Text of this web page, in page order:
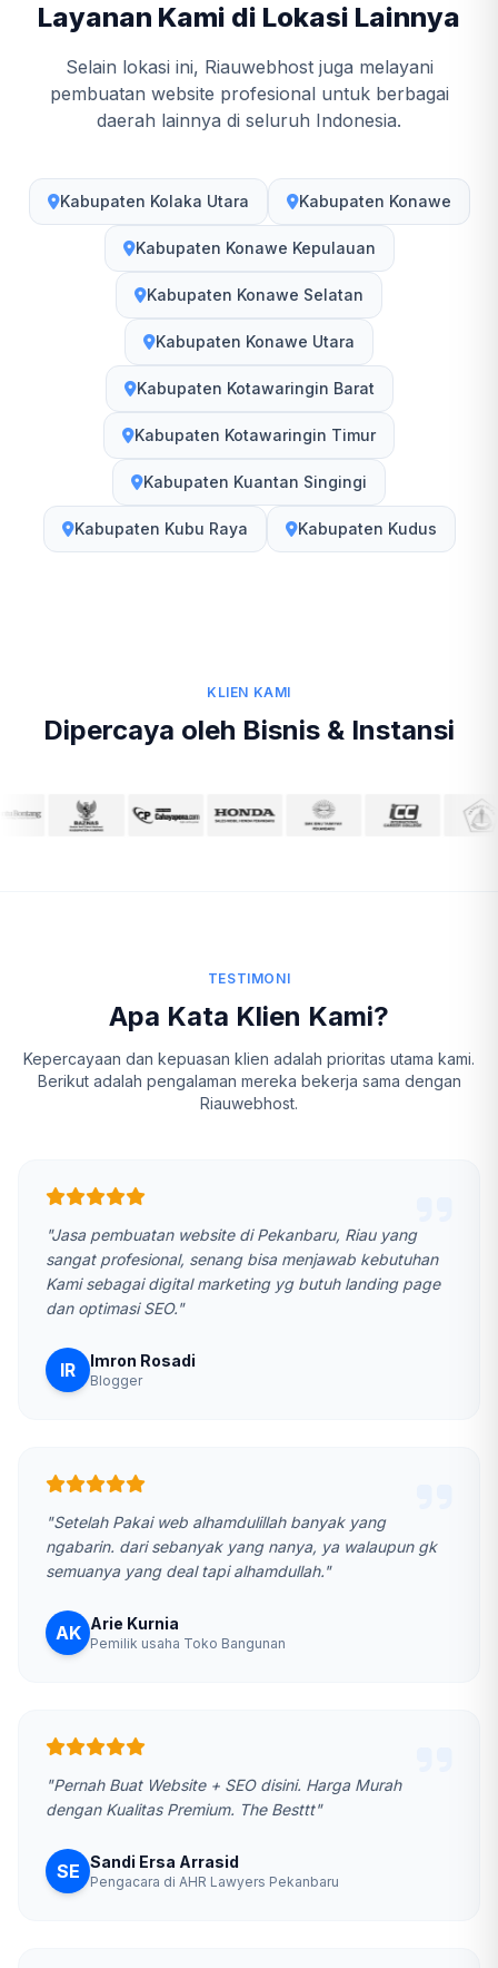
Layanan Kami di Lokasi Lainnya
Selain lokasi ini, Riauwebhost juga melayani
pembuatan website profesional untuk berbagai
daerah lainnya di seluruh Indonesia.
Kabupaten Kolaka Utara Kabupaten Konawe
Kabupaten Konawe Kepulauan
Kabupaten Konawe Selatan
Kabupaten Konawe Utara
Kabupaten Kotawaringin Barat
Kabupaten Kotawaringin Timur
Kabupaten Kuantan Singingi
Kabupaten Kubu Raya Kabupaten Kudus
KLIEN KAMI
Dipercaya oleh Bisnis & Instansi
TESTIMONI
Apa Kata Klien Kami?
Kepercayaan dan kepuasan klien adalah prioritas utama kami.
Berikut adalah pengalaman mereka bekerja sama dengan
Riauwebhost.
"Jasa pembuatan website di Pekanbaru, Riau yang
sangat profesional, senang bisa menjawab kebutuhan
Kami sebagai digital marketing yg butuh landing page
dan optimasi SEO."
IR Imron Rosadi
Blogger
"Setelah Pakai web alhamdulillah banyak yang
ngabarin. dari sebanyak yang nanya, ya walaupun gk
semuanya yang deal tapi alhamdullah."
AK Arie Kurnia
Pemilik usaha Toko Bangunan
"Pernah Buat Website + SEO disini. Harga Murah
dengan Kualitas Premium. The Besttt"
SE Sandi Ersa Arrasid
Pengacara di AHR Lawyers Pekanbaru